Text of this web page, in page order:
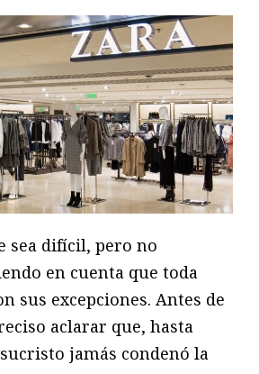
sea difícil, pero no
en cuenta que toda
sus excepciones. Antes de
aclarar que, hasta
jamás condenó la